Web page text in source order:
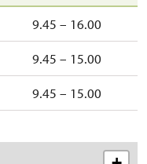
9.45 – 16.00
9.45 – 15.00
9.45 – 15.00